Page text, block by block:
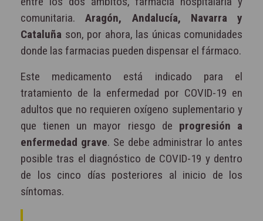
comunitaria.Aragón, Andalucía, Navarra y
Cataluña son, por ahora, las únicas comunidades
donde las farmacias pueden dispensar el fármaco.
Este medicamento está indicado para el
tratamiento de la enfermedad por COVID-19 en
adultos que no requieren oxígeno suplementario y
que tienen un mayor riesgo de progresión a
enfermedad grave. Se debe administrar lo antes
posible tras el diagnóstico de COVID-19 y dentro
de los cinco días posteriores al inicio de los
síntomas.